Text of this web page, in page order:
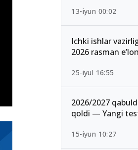
13-iyun 00:02
Ichki ishlar
2026 rasman
25-iyul 16:55
2026/2027
qoldi — Yangi
15-iyun 10:27